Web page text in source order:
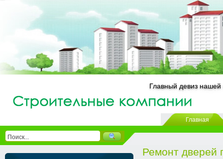
Главный девиз нашей
Главная
Ремонт